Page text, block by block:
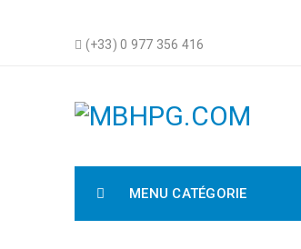
(+33) 0 977 356 416
MENU CATÉGORIE